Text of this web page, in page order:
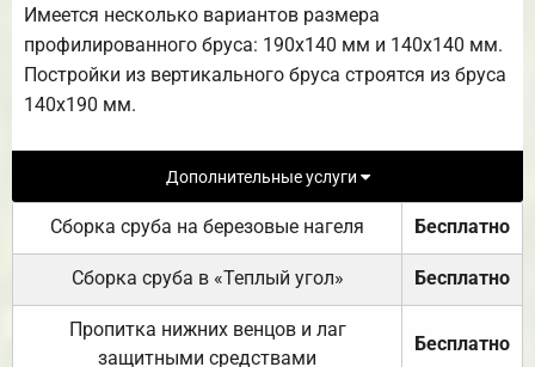
Имеется несколько вариантов размера
профилированного бруса: 190х140 мм и 140х140 мм.
Постройки из вертикального бруса строятся из бруса
140х190 мм.
Дополнительные услуги
Сборка сруба на березовые нагеля Бесплатно
Сборка сруба в «Теплый угол» Бесплатно
Пропитка нижних венцов и лаг
защитными средствами
Бесплатно